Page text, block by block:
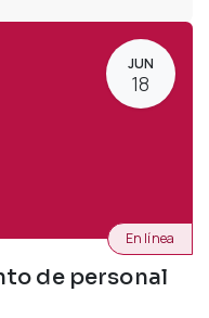
JUN
18
de personal
En línea